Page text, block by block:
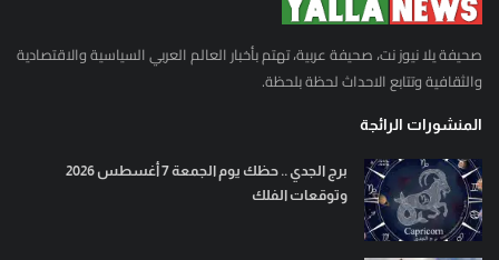
صحيفة يلا نيوز نت، صحيفة عربية، تهتم بأخبار العالم العربي السياسية والاقتصادية
والثقافية وتتابع الاحداث لحظة بلحظة.
المنشورات الرائجة
برج الجدي .. حظك يوم الجمعة 7 أغسطس 2026
وتوقعات الفلك